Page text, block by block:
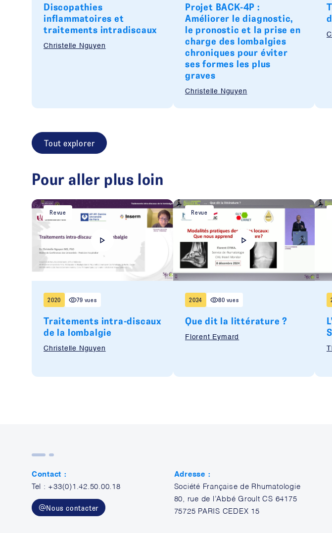
Discopathies
inflammatoires et
traitements intradiscaux
Christelle Nguyen
Projet BACK-4P :
Améliorer le diagnostic,
le pronostic et la prise en
charge des lombalgies
chroniques pour éviter
ses formes les plus
graves
Christelle Nguyen
Tout explorer
Pour aller plus loin
Revue
2020 79 vues
Traitements intra-discaux
de la lombalgie
Christelle Nguyen
Revue
2024 80 vues
Que dit la littérature ?
Florent Eymard
Contact :
Tel : +33(0)1.42.50.00.18
Nous contacter
Adresse :
Société Française de Rhumatologie
80, rue de l’Abbé Groult CS 64175
75725 PARIS CEDEX 15